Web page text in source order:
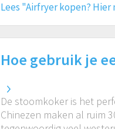
Lees "Airfryer kopen?
Hoe gebruik je
De stoomkoker is het
Chinezen maken al ruim